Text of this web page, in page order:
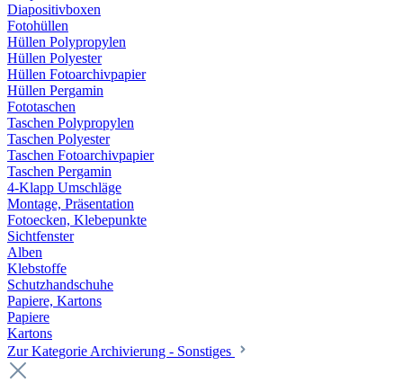
Diapositivboxen
Fotohüllen
Hüllen Polypropylen
Hüllen Polyester
Hüllen Fotoarchivpapier
Hüllen Pergamin
Fototaschen
Taschen Polypropylen
Taschen Polyester
Taschen Fotoarchivpapier
Taschen Pergamin
4-Klapp Umschläge
Montage, Präsentation
Fotoecken, Klebepunkte
Sichtfenster
Alben
Klebstoffe
Schutzhandschuhe
Papiere, Kartons
Papiere
Kartons
Zur Kategorie Archivierung - Sonstiges